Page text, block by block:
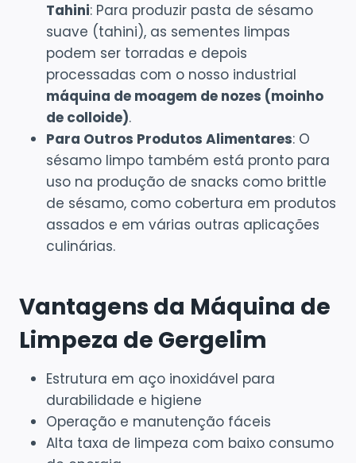
Tahini: Para produzir pasta de sésamo
suave (tahini), as sementes limpas
podem ser torradas e depois
processadas com o nosso industrial
máquina de moagem de nozes (moinho
de colloide).
Para Outros Produtos Alimentares: O
sésamo limpo também está pronto para
uso na produção de snacks como brittle
de sésamo, como cobertura em produtos
assados e em várias outras aplicações
culinárias.
Vantagens da Máquina de
Limpeza de Gergelim
Estrutura em aço inoxidável para
durabilidade e higiene
Operação e manutenção fáceis
Alta taxa de limpeza com baixo consumo